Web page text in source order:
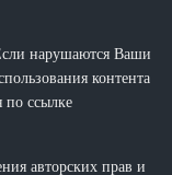
нарушаются Ваши
контента
по ссылке
авторских прав и